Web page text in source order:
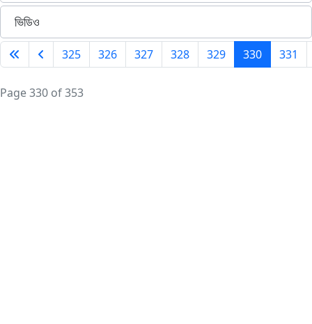
ভিডিও
325 326 327 328 329 330 331
Page 330 of 353